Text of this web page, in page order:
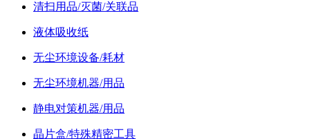
清扫用品/灭菌/关联品
液体吸收纸
无尘环境设备/耗材
无尘环境机器/用品
静电对策机器/用品
晶片盒/特殊精密工具